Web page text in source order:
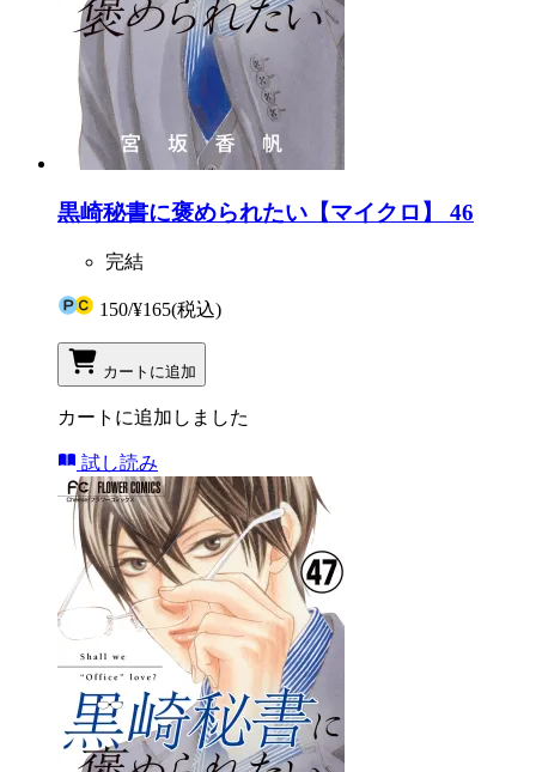
黒崎秘書に褒められたい【マイクロ】 46
完結
150/¥165(税込)
カートに追加
カートに追加しました
試し読み